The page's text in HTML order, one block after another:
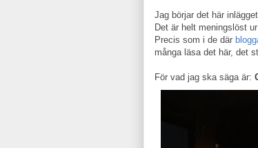
Jag börjar det här
Det är helt meningslöst
Precis som i de där
många läsa det här, det
För vad jag ska säga är: